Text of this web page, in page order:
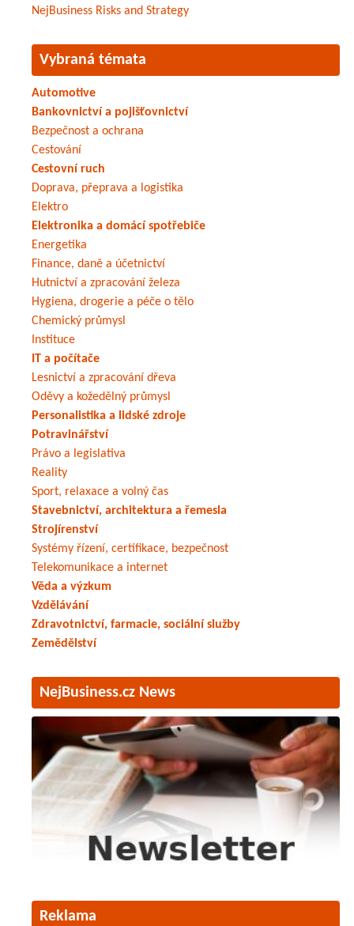
NejBusiness Risks and Strategy
Vybraná témata
Automotive
Bankovnictví a pojišťovnictví
Bezpečnost a ochrana
Cestování
Cestovní ruch
Doprava, přeprava a logistika
Elektro
Elektronika a domácí spotřebiče
Energetika
Finance, daně a účetnictví
Hutnictví a zpracování železa
Hygiena, drogerie a péče o tělo
Chemický průmysl
Instituce
IT a počítače
Lesnictví a zpracování dřeva
Oděvy a kožedělný průmysl
Personalistika a lidské zdroje
Potravinářství
Právo a legislativa
Reality
Sport, relaxace a volný čas
Stavebnictví, architektura a řemesla
Strojírenství
Systémy řízení, certifikace, bezpečnost
Telekomunikace a internet
Věda a výzkum
Vzdělávání
Zdravotnictví, farmacie, sociální služby
Zemědělství
NejBusiness.cz News
Reklama